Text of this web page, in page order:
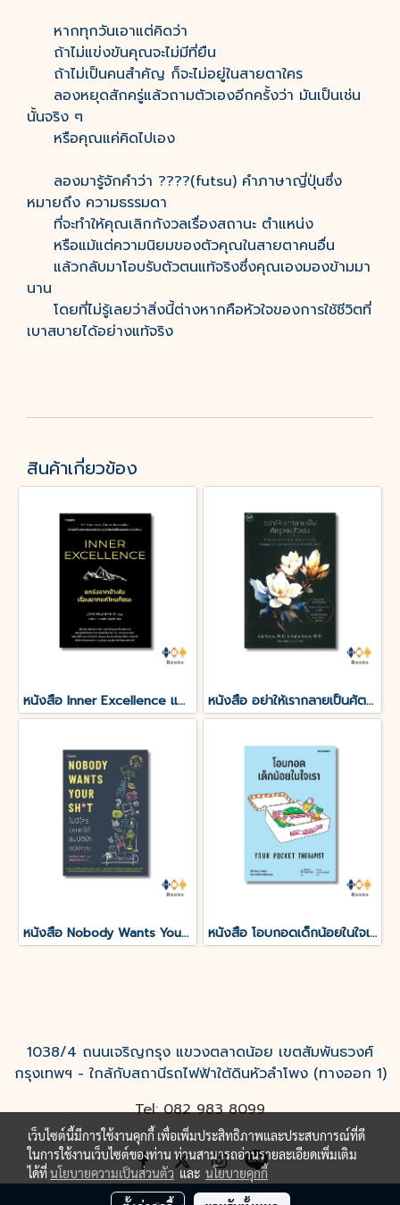
หากทุกวันเอาแต่คิดว่า
ถ้าไม่แข่งขันคุณจะไม่มีที่ยืน
ถ้าไม่เป็นคนสำคัญ ก็จะไม่อยู่ในสายตาใคร
ลองหยุดสักครู่แล้วถามตัวเองอีกครั้งว่า มันเป็นเช่น
นั้นจริง ๆ
หรือคุณแค่คิดไปเอง
ลองมารู้จักคำว่า ????(futsu) คำภาษาญี่ปุ่นซึ่ง
หมายถึง ความธรรมดา
ที่จะทำให้คุณเลิกกังวลเรื่องสถานะ ตำแหน่ง
หรือแม้แต่ความนิยมของตัวคุณในสายตาคนอื่น
แล้วกลับมาโอบรับตัวตนแท้จริงซึ่งคุณเองมองข้ามมา
นาน
โดยที่ไม่รู้เลยว่าสิ่งนี้ต่างหากคือหัวใจของการใช้ชีวิตที่
เบาสบายได้อย่างแท้จริง
สินค้าเกี่ยวข้อง
หนังสือ Inner Excellence แกร่งจากข้างใน เรื่องยากแค่ไหนก็ชนะ หนังสือ อย่าให้เรากลายเป็นศัตรูของตัวเอง
หนังสือ Nobody Wants Your Sht ไม่มีใครอยากได้สมบัติบ้าของคุณ หนังสือ โอบกอดเด็กน้อยในใจเรา (YOUR POCKET THERAPIST)
1038/4 ถนนเจริญกรุง แขวงตลาดน้อย เขตสัมพันธวงศ์
กรุงเทพฯ - ใกล้กับสถานีรถไฟฟ้าใต้ดินหัวลำโพง (ทางออก 1)
Tel: 082 983 8099
เว็บไซต์นี้มีการใช้งานคุกกี้ เพื่อเพิ่มประสิทธิภาพและประสบการณ์ที่ดี
ในการใช้งานเว็บไซต์ของท่าน ท่านสามารถอ่านรายละเอียดเพิ่มเติม
ได้ที่นโยบายความเป็นส่วนตัวและ นโยบายคุกกี้